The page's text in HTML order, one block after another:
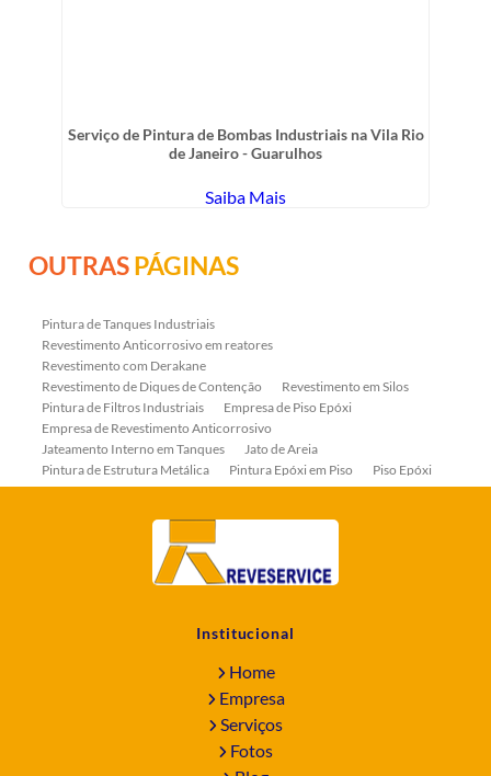
Serviço de Pintura de Bombas Industriais na Vila Rio
de Janeiro - Guarulhos
Saiba Mais
OUTRASPÁGINAS
Pintura de Tanques Industriais
Revestimento Anticorrosivo em reatores
Revestimento com Derakane
Revestimento de Diques de Contenção
Revestimento em Silos
Pintura de Filtros Industriais
Empresa de Piso Epóxi
Empresa de Revestimento Anticorrosivo
Jateamento Interno em Tanques
Jato de Areia
Pintura de Estrutura Metálica
Pintura Epóxi em Piso
Piso Epóxi
Piso Epóxi Autonivelante
Revestimento E-coat em Serpentinas
Revestimentos Anticorrosivos em Tanques
Revestimentos Anticorrosivos em Trocadores de Calor
Revestimentos em Tanques
Revestimentos Fenólicos
Empresa Jateamento Abrasivo
Jateamento Abrasivo
Jateamento Abrasivo em Bombas
Jateamento Abrasivo Industrial
Jateamento com Granalha de Aço
Jateamento com Microesfera de Vidro
Pintura de Equipamentos Industriais
Institucional
Home
Empresa
Serviços
Fotos